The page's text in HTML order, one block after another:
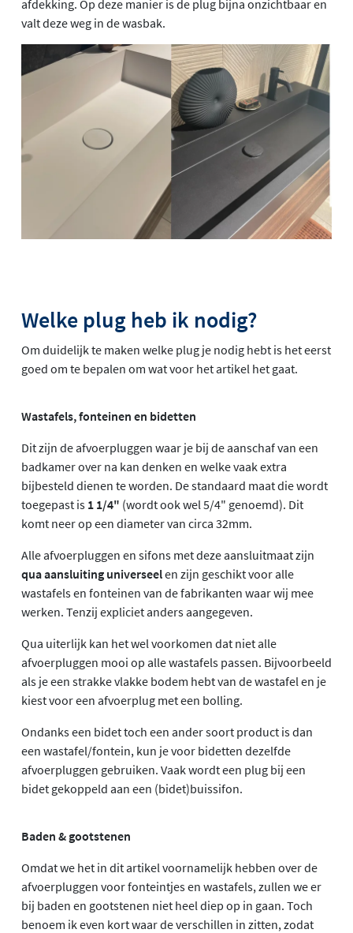
afdekking. Op deze manier is de plug bijna onzichtbaar en
valt deze weg in de wasbak.
Welke plug heb ik nodig?
Om duidelijk te maken welke plug je nodig hebt is het eerst
goed om te bepalen om wat voor het artikel het gaat.
Wastafels, fonteinen en bidetten
Dit zijn de afvoerpluggen waar je bij de aanschaf van een
badkamer over na kan denken en welke vaak extra
bijbesteld dienen te worden. De standaard maat die wordt
toegepast is 1 1/4" (wordt ook wel 5/4" genoemd). Dit
komt neer op een diameter van circa 32mm.
Alle afvoerpluggen en sifons met deze aansluitmaat zijn
qua aansluiting universeelen zijn geschikt voor alle
wastafels en fonteinen van de fabrikanten waar wij mee
werken. Tenzij expliciet anders aangegeven.
Qua uiterlijk kan het wel voorkomen dat niet alle
afvoerpluggen mooi op alle wastafels passen. Bijvoorbeeld
als je een strakke vlakke bodem hebt van de wastafel en je
kiest voor een afvoerplug met een bolling.
Ondanks een bidet toch een ander soort product is dan
een wastafel/fontein, kun je voor bidetten dezelfde
afvoerpluggen gebruiken. Vaak wordt een plug bij een
bidet gekoppeld aan een (bidet)buissifon.
Baden & gootstenen
Omdat we het in dit artikel voornamelijk hebben over de
afvoerpluggen voor fonteintjes en wastafels, zullen we er
bij baden en gootstenen niet heel diep op in gaan. Toch
benoem ik even kort waar de verschillen in zitten, zodat